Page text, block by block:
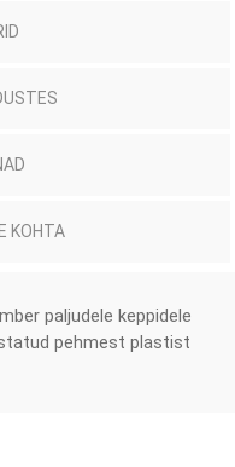
KOHTA
paljudele keppidele
pehmest plastist